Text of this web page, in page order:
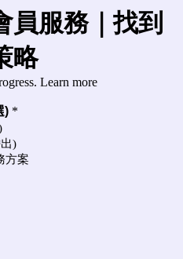
員服務｜找到
略
Learn more
) *
)
方案